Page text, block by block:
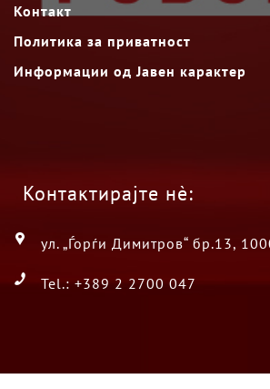
Контакт
Политика за приватност
Информации од Јавен карактер
Контактирајте нè:
ул. „Ѓорѓи Димитров“ бр.13,
Tel.: +389 2 2700 047